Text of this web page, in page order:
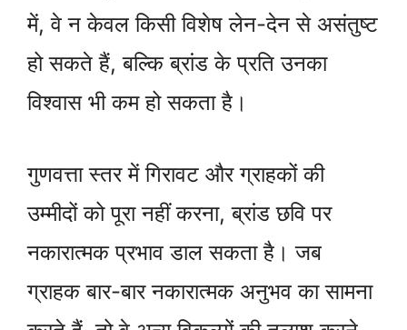
में, वे न केवल किसी विशेष लेन-देन से असंतुष्ट
हो सकते हैं, बल्कि ब्रांड के प्रति उनका
विश्वास भी कम हो सकता है।
गुणवत्ता स्तर में गिरावट और ग्राहकों की
उम्मीदों को पूरा नहीं करना, ब्रांड छवि पर
नकारात्मक प्रभाव डाल सकता है। जब
ग्राहक बार-बार नकारात्मक अनुभव का सामना